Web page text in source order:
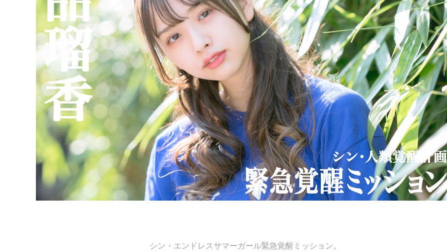
シン・エンドレスサマーガール緊急覚醒ミッション。